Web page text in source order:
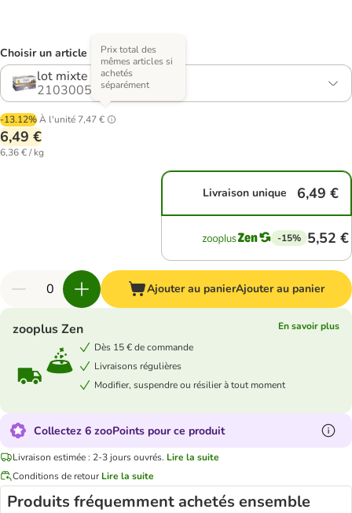
Choisir un article (5 variantes)
lot mixte
2103005.3
-13.12%À l'unité 7,47 €
Prix total des
mêmes articles si
achetés
séparément
6,49 €
6,36 € / kg
Livraison unique 6,49 €
-15% 5,52 €
Ajouter au panierAjouter au panier
zooplus Zen
En savoir plus
Dès 15 € de commande
Livraisons régulières
Modifier, suspendre ou résilier à tout moment
Collectez 6 zooPoints pour ce produit
Livraison estimée : 2-3 jours ouvrés. Lire la suite
Conditions de retour Lire la suite
Produits fréquemment achetés ensemble